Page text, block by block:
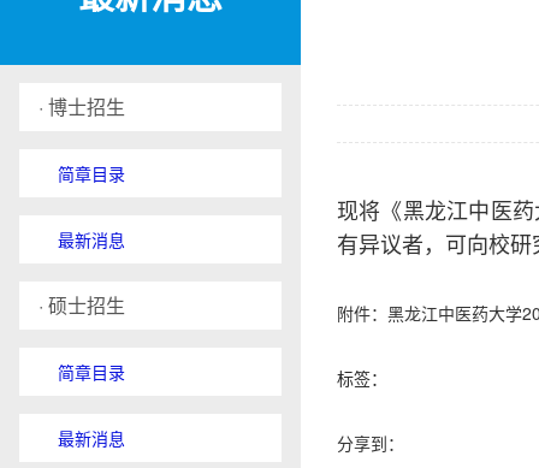
· 博士招生
简章目录
最新消息
· 硕士招生
简章目录
最新消息
现将《黑龙江中医药
有异议者，可 向校研
附件：黑龙江中医药大学
标签：
分享到：